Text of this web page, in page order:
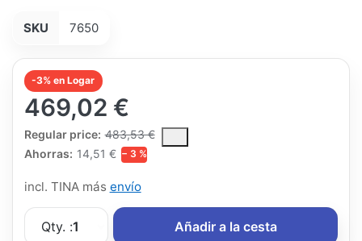
SKU 7650
-3% en Logar
469,02 €
Regular price: 483,53 €
The Regular Price is the median selling price paid by
Ahorras: 14,51 € − 3 %
incl. TINA más envío
Qty. :1 Añadir a la cesta